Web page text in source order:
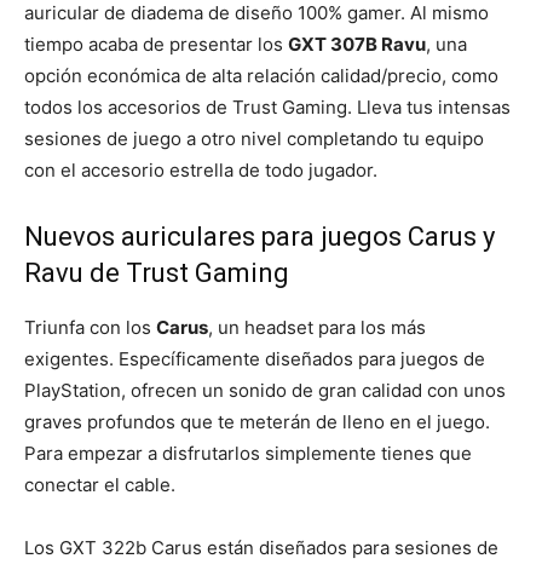
auricular de diadema de diseño 100% gamer. Al mismo
tiempo acaba de presentar los GXT 307B Ravu, una
opción económica de alta relación calidad/precio, como
todos los accesorios de Trust Gaming. Lleva tus intensas
sesiones de juego a otro nivel completando tu equipo
con el accesorio estrella de todo jugador.
Nuevos auriculares para juegos Carus y
Ravu de Trust Gaming
Triunfa con los Carus, un headset para los más
exigentes. Específicamente diseñados para juegos de
PlayStation, ofrecen un sonido de gran calidad con unos
graves profundos que te meterán de lleno en el juego.
Para empezar a disfrutarlos simplemente tienes que
conectar el cable.
Los GXT 322b Carus están diseñados para sesiones de